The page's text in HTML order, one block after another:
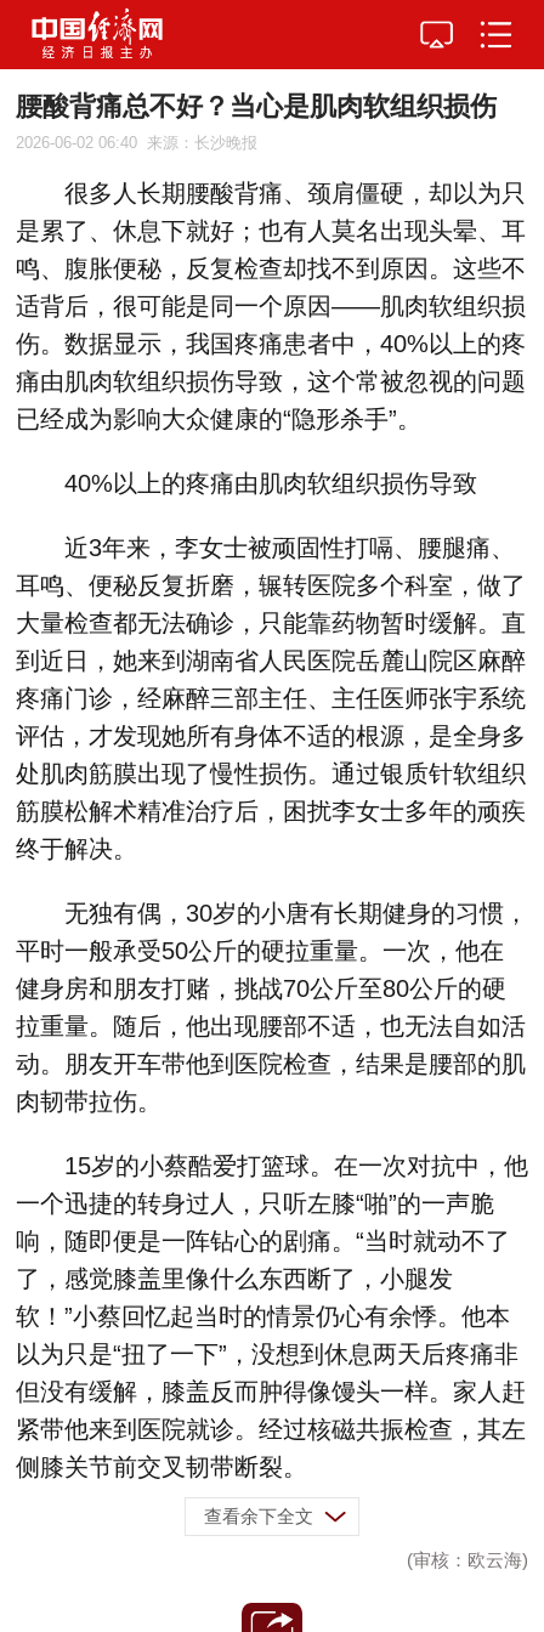
腰酸背痛总不好？当心是肌肉软组织损伤
2026-06-02 06:40 来源：长沙晚报
很多人长期腰酸背痛、颈肩僵硬，却以为只
是累了、休息下就好；也有人莫名出现头晕、耳
鸣、腹胀便秘，反复检查却找不到原因。这些不
适背后，很可能是同一个原因——肌肉软组织损
伤。数据显示，我国疼痛患者中，40%以上的疼
痛由肌肉软组织损伤导致，这个常被忽视的问题
已经成为影响大众健康的“隐形杀手”。
40%以上的疼痛由肌肉软组织损伤导致
近3年来，李女士被顽固性打嗝、腰腿痛、
耳鸣、便秘反复折磨，辗转医院多个科室，做了
大量检查都无法确诊，只能靠药物暂时缓解。直
到近日，她来到湖南省人民医院岳麓山院区麻醉
疼痛门诊，经麻醉三部主任、主任医师张宇系统
评估，才发现她所有身体不适的根源，是全身多
处肌肉筋膜出现了慢性损伤。通过银质针软组织
筋膜松解术精准治疗后，困扰李女士多年的顽疾
终于解决。
无独有偶，30岁的小唐有长期健身的习惯，
平时一般承受50公斤的硬拉重量。一次，他在
健身房和朋友打赌，挑战70公斤至80公斤的硬
拉重量。随后，他出现腰部不适，也无法自如活
动。朋友开车带他到医院检查，结果是腰部的肌
肉韧带拉伤。
15岁的小蔡酷爱打篮球。在一次对抗中，他
一个迅捷的转身过人，只听左膝“啪”的一声脆
响，随即便是一阵钻心的剧痛。“当时就动不了
了，感觉膝盖里像什么东西断了，小腿发
软！”小蔡回忆起当时的情景仍心有余悸。他本
以为只是“扭了一下”，没想到休息两天后疼痛非
但没有缓解，膝盖反而肿得像馒头一样。家人赶
紧带他来到医院就诊。经过核磁共振检查，其左
侧膝关节前交叉韧带断裂。
查看余下全文
(审核：欧云海)